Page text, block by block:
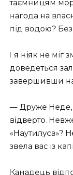
таємницям
нагода на
під водою?
І я ніяк не
доведеться
завершивши
— Друже Неде,
відверто.
«Наутилуса»?
звела вас із
Канадець